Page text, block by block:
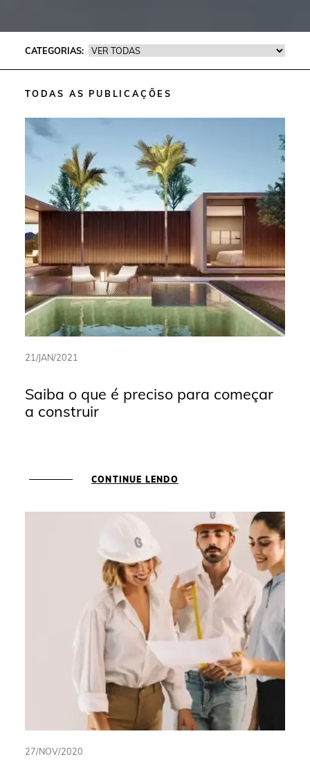
CATEGORIAS:
TODAS AS PUBLICAÇÕES
21/JAN/2021
Saiba o que é preciso para começar
a construir
CONTINUE LENDO
27/NOV/2020